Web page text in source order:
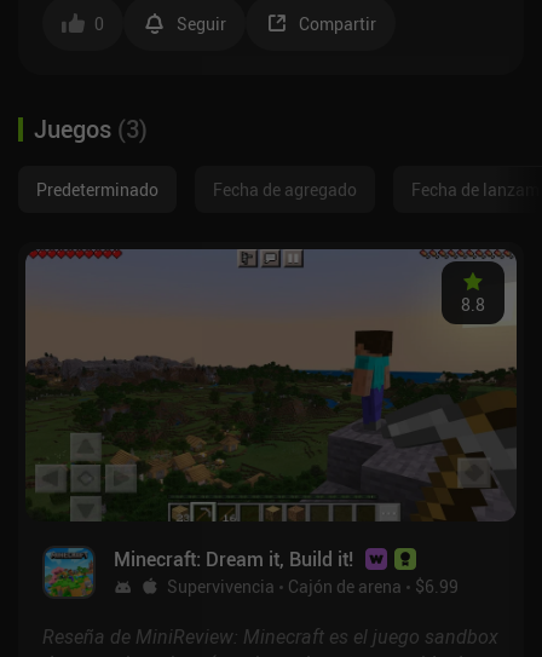
0 Seguir Compartir
Juegos (3)
Predeterminado Fecha de agregado Fecha de
Minecraft: Dream it, Build it!
Supervivencia Cajón de arena $6.99
8.8
Reseña de MiniReview: Minecraft es el juego sandbox